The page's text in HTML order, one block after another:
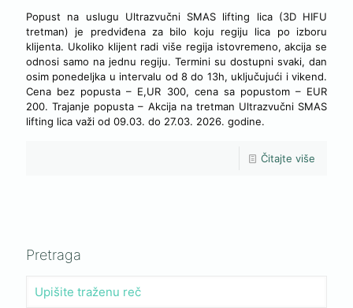
Popust na uslugu Ultrazvučni SMAS lifting lica (3D HIFU
tretman) je predviđena za bilo koju regiju lica po izboru
klijenta. Ukoliko klijent radi više regija istovremeno, akcija se
odnosi samo na jednu regiju. Termini su dostupni svaki, dan
osim ponedeljka u intervalu od 8 do 13h, uključujući i vikend.
Cena bez popusta – E,UR 300, cena sa popustom – EUR
200. Trajanje popusta – Akcija na tretman Ultrazvučni SMAS
lifting lica važi od 09.03. do 27.03. 2026. godine.
Čitajte više
Pretraga